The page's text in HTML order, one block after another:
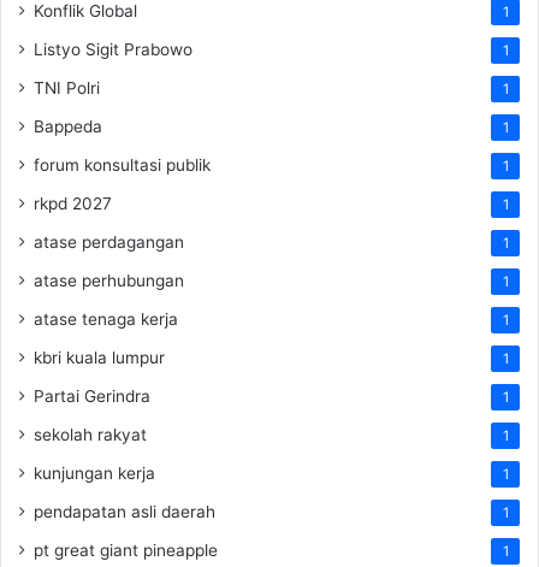
Konflik Global 1
Listyo Sigit Prabowo 1
TNI Polri 1
Bappeda 1
forum konsultasi publik 1
rkpd 2027 1
atase perdagangan 1
atase perhubungan 1
atase tenaga kerja 1
kbri kuala lumpur 1
Partai Gerindra 1
sekolah rakyat 1
kunjungan kerja 1
pendapatan asli daerah 1
pt great giant pineapple 1